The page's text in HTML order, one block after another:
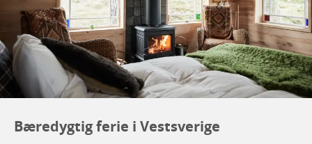
Bæredygtig ferie i Vestsverige